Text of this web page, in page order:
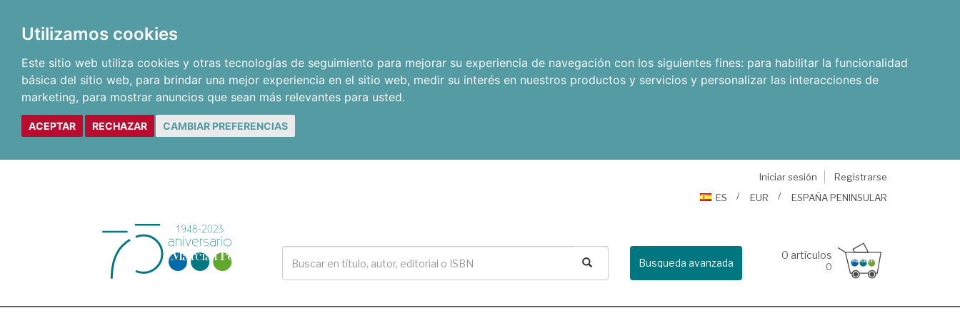
Utilizamos cookies
Este sitio web utiliza cookies y otras tecnologías de seguimiento para mejorar su experiencia de navegación con los siguientes fines: para habilitar la funcionalidad
básica del sitio web, para brindar una mejor experiencia en el sitio web, medir su interés en nuestros productos y servicios y personalizar las interacciones de
marketing, para mostrar anuncios que sean más relevantes para usted.
ACEPTAR RECHAZAR CAMBIAR PREFERENCIAS
Iniciar sesión
Registrarse
ES
EUR ESPAÑA PENINSULAR
Busqueda avanzada
0 artículos
0